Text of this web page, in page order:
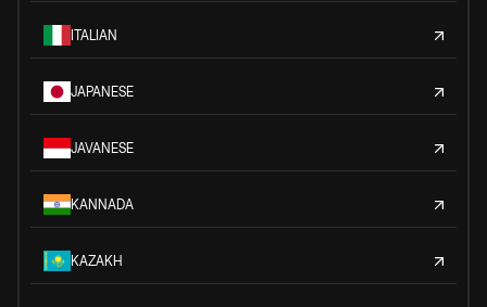
ITALIAN
JAPANESE
JAVANESE
KANNADA
KAZAKH